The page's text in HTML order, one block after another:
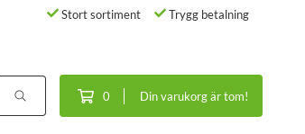
Stort sortiment Trygg betalning
0 Din varukorg är tom!